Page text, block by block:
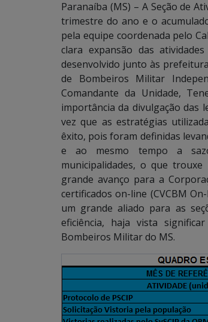
Paranaíba (MS) – A Seção de
trimestre do ano e o
pela equipe coordenada pelo
clara expansão das
desenvolvido junto às
de Bombeiros Militar
Comandante da Unidade,
importância da divulgação das
vez que as estratégias
êxito, pois foram definidas
e ao mesmo tempo a
municipalidades, o que
grande avanço para a
certificados on-line (CVCBM
um grande aliado para as
eficiência, haja vista
Bombeiros Militar do MS.